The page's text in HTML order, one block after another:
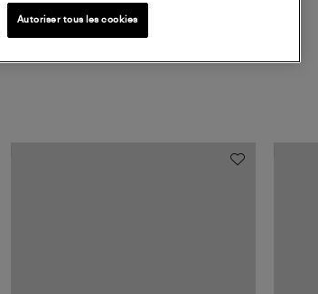
Autoriser tous les cookies